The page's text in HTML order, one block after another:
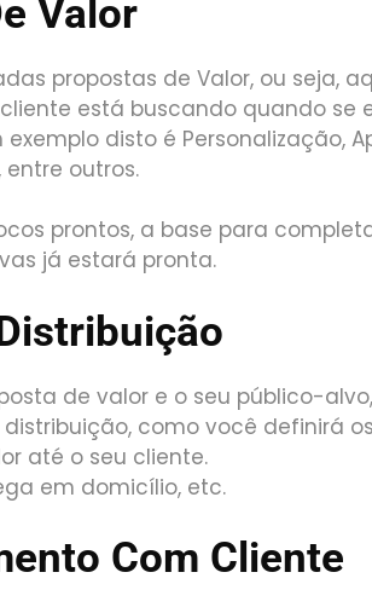
Valor
propostas de Valor, ou seja,
está buscando quando se
disto é Personalização,
entre outros.
prontos, a base para
já estará pronta.
de valor e o seu público-
como você definirá
até o seu cliente.
em domicílio, etc.
Com Cliente